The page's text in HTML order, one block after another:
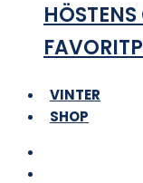
VINTER
SHOP